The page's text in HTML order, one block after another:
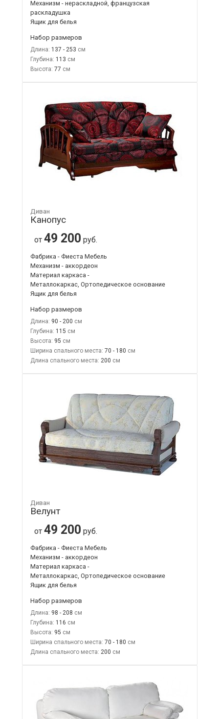
Механизм - нераскладной, французская
раскладушка
Ящик для белья
Набор размеров
Длина: 137 - 253
Глубина: 113
Высота: 77
Диван
Канопус
от 49 200 руб.
Фабрика - Фиеста Мебель
Механизм - аккордеон
Материал каркаса -
Металлокаркас, Ортопедическое основание
Ящик для белья
Набор размеров
Длина: 90 - 200
Глубина: 115
Высота: 95
Ширина спального места: 70 - 180
Длина спального места: 200
Диван
Велунт
от 49 200 руб.
Фабрика - Фиеста Мебель
Механизм - аккордеон
Материал каркаса -
Металлокаркас, Ортопедическое основание
Ящик для белья
Набор размеров
Длина: 98 - 208
Глубина: 116
Высота: 95
Ширина спального места: 70 - 180
Длина спального места: 200